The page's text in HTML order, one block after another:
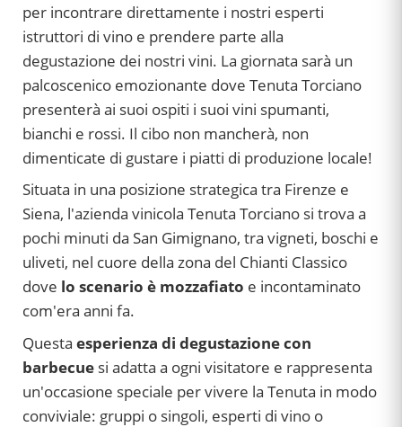
per incontrare direttamente i nostri esperti
istruttori di vino e prendere parte alla
degustazione dei nostri vini. La giornata sarà un
palcoscenico emozionante dove Tenuta Torciano
presenterà ai suoi ospiti i suoi vini spumanti,
bianchi e rossi. Il cibo non mancherà, non
dimenticate di gustare i piatti di produzione locale!
Situata in una posizione strategica tra Firenze e
Siena, l'azienda vinicola Tenuta Torciano si trova a
pochi minuti da San Gimignano, tra vigneti, boschi e
uliveti, nel cuore della zona del Chianti Classico
dove lo scenario è mozzafiato e incontaminato
com'era anni fa.
Questa esperienza di degustazione con
barbecue si adatta a ogni visitatore e rappresenta
un'occasione speciale per vivere la Tenuta in modo
conviviale: gruppi o singoli, esperti di vino o